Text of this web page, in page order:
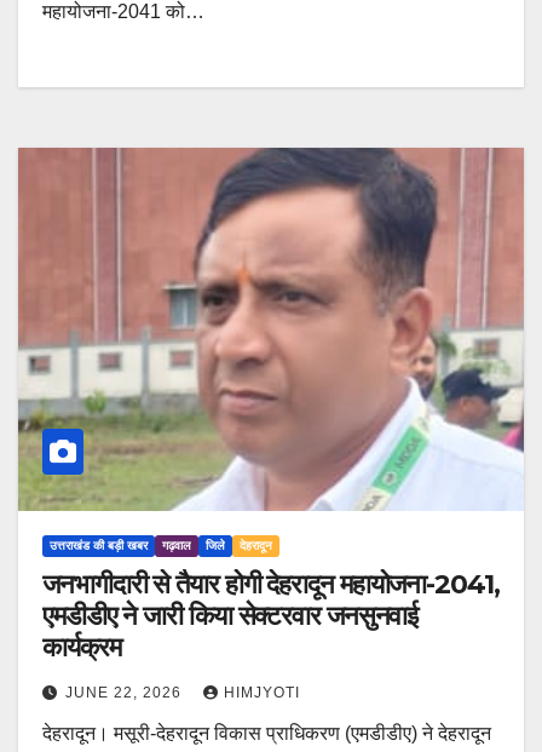
महायोजना-2041 को…
उत्तराखंड की बड़ी खबर गढ़वाल जिले देहरादून
जनभागीदारी से तैयार होगी देहरादून महायोजना-2041,
एमडीडीए ने जारी किया सेक्टरवार जनसुनवाई
कार्यक्रम
JUNE 22, 2026 HIMJYOTI
देहरादून। मसूरी-देहरादून विकास प्राधिकरण (एमडीडीए) ने देहरादून